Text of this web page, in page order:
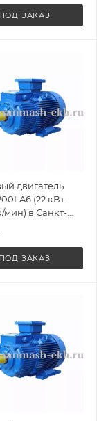
ПОД ЗАКАЗ
двигатель
(22 кВт
мин) в Санкт-
Спб
ПОД ЗАКАЗ